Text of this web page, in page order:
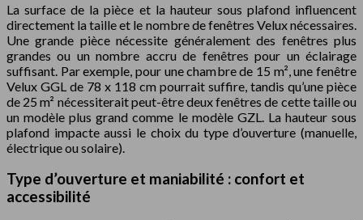
La surface de la pièce et la hauteur sous plafond influencent
directement la taille et le nombre de fenêtres Velux nécessaires.
Une grande pièce nécessite généralement des fenêtres plus
grandes ou un nombre accru de fenêtres pour un éclairage
suffisant. Par exemple, pour une chambre de 15 m², une fenêtre
Velux GGL de 78 x 118 cm pourrait suffire, tandis qu’une pièce
de 25 m² nécessiterait peut-être deux fenêtres de cette taille ou
un modèle plus grand comme le modèle GZL. La hauteur sous
plafond impacte aussi le choix du type d’ouverture (manuelle,
électrique ou solaire).
Type d’ouverture et maniabilité : confort et
accessibilité